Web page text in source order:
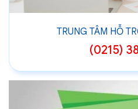
TRUNG TÂM HỖ
(0215)